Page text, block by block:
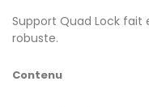
Support Quad Lock
robuste.
Contenu